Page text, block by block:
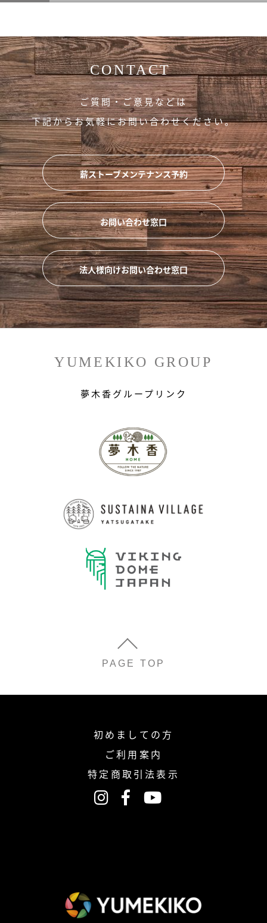
CONTACT
ご質問・ご意見などは
下記からお気軽にお問い合わせください。
薪ストーブメンテナンス予約
お問い合わせ窓口
法人様向けお問い合わせ窓口
YUMEKIKO GROUP
夢木香グループリンク
PAGE TOP
初めましての方
ご利用案内
特定商取引法表示